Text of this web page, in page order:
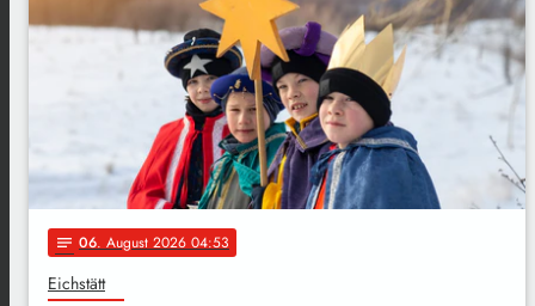
notes 06. August 2026 04:53
Eichstätt